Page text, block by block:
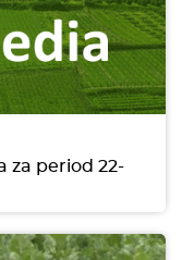
za period 22-